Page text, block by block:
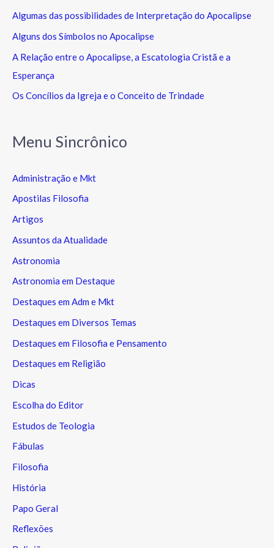
Algumas das possibilidades de Interpretação do Apocalipse
Alguns dos Símbolos no Apocalipse
A Relação entre o Apocalipse, a Escatologia Cristã e a
Esperança
Os Concílios da Igreja e o Conceito de Trindade
Menu Sincrônico
Administração e Mkt
Apostilas Filosofia
Artigos
Assuntos da Atualidade
Astronomia
Astronomia em Destaque
Destaques em Adm e Mkt
Destaques em Diversos Temas
Destaques em Filosofia e Pensamento
Destaques em Religião
Dicas
Escolha do Editor
Estudos de Teologia
Fábulas
Filosofia
História
Papo Geral
Reflexões